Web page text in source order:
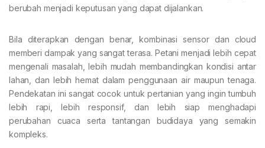
berubah menjadi keputusan yang dapat dijalankan.
Bila diterapkan dengan benar, kombinasi sensor dan cloud
memberi dampak yang sangat terasa. Petani menjadi lebih cepat
mengenali masalah, lebih mudah membandingkan kondisi antar
lahan, dan lebih hemat dalam penggunaan air maupun tenaga.
Pendekatan ini sangat cocok untuk pertanian yang ingin tumbuh
lebih rapi, lebih responsif, dan lebih siap menghadapi
perubahan cuaca serta tantangan budidaya yang semakin
kompleks.